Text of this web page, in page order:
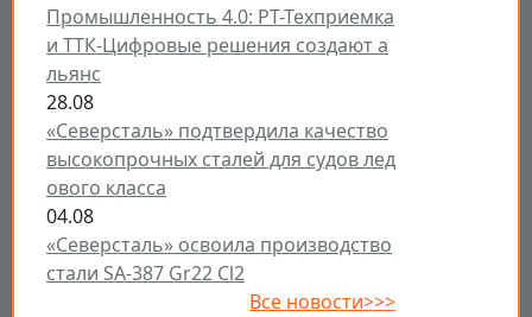
Промышленность 4.0: РТ-Техприемка
и ТТК-Цифровые решения создают а
льянс
28.08
«Северсталь» подтвердила качество
высокопрочных сталей для судов лед
ового класса
04.08
«Северсталь» освоила производство
стали SA-387 Gr22 Cl2
Все новости>>>